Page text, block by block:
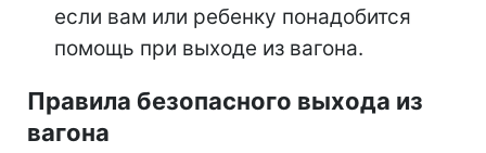
если вам или ребенку понадобится
помощь при выходе из вагона.
Правила безопасного выхода из
вагона